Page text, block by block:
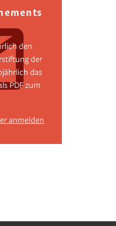
den
der
das
PDF zum
anmelden